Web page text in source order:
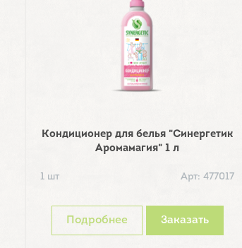
Кондиционер для белья "Синергетик
Аромамагия" 1 л
1 шт Арт: 477017
Подробнее Заказать